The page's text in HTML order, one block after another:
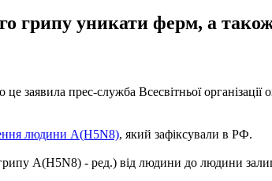
грипу уникати ферм, а
прес-служба Всесвітньої
людини А(H5N8), який зафіксували в РФ.
А(H5N8) - ред.) від людини до людини